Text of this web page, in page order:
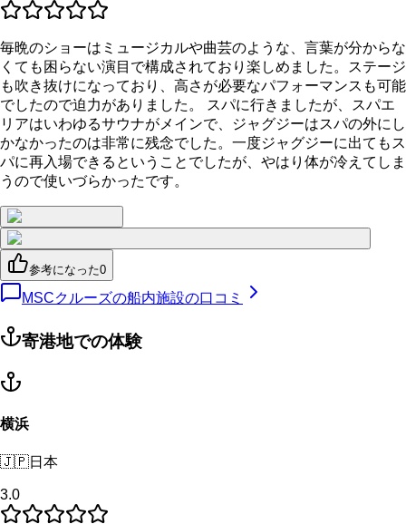
毎晩のショーはミュージカルや曲芸のような、言葉が分からな
くても困らない演目で構成されており楽しめました。ステージ
も吹き抜けになっており、高さが必要なパフォーマンスも可能
でしたので迫力がありました。 スパに行きましたが、スパエ
リアはいわゆるサウナがメインで、ジャグジーはスパの外にし
かなかったのは非常に残念でした。一度ジャグジーに出てもス
パに再入場できるということでしたが、やはり体が冷えてしま
うので使いづらかったです。
参考になった0
MSCクルーズの船内施設の口コミ
寄港地での体験
横浜
🇯🇵日本
3.0